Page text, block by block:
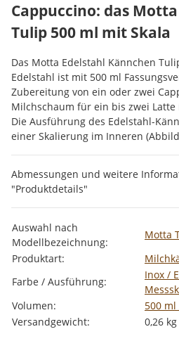
Cappuccino: das
Tulip 500 ml mit Skala
Das Motta Edelstahl Kännchen
Edelstahl ist mit 500 ml
Zubereitung von ein oder zwei
Milchschaum für ein bis zwei Latte
Die Ausführung des Edelstahl-
einer Skalierung im Inneren
Abmessungen und weitere
"Produktdetails"
Produkteigenschaft
Wert
Auswahl nach
Modellbezeichnung:
Motta
Produktart:
Farbe / Ausführung:
Inox /
Volumen:
500
Versandgewicht:
0,26 kg